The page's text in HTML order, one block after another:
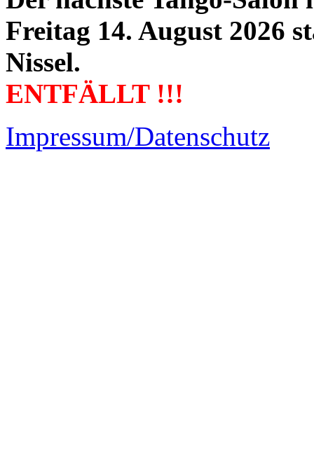
Freitag 14. August 2026
Nissel.
ENTFÄLLT !!!
Impressum/Datenschutz